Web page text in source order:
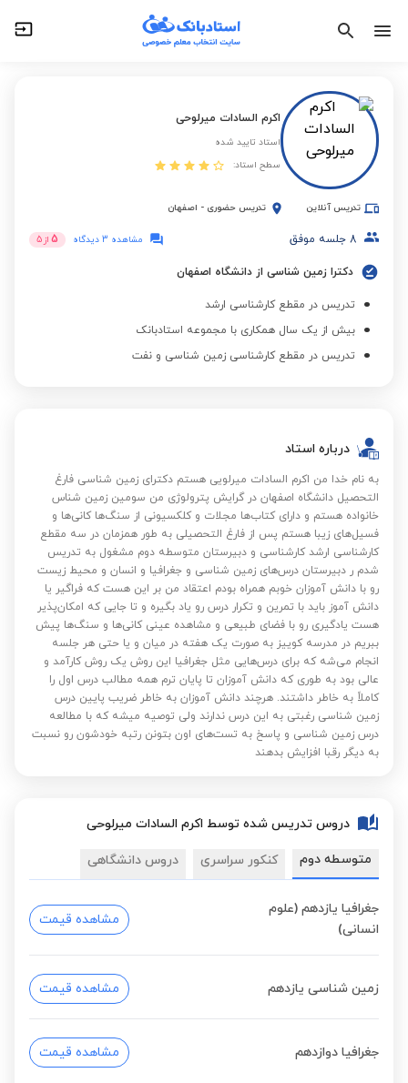
اکرم السادات میرلوحی
استاد تایید شده
سطح استاد:
تدریس آنلاین تدریس حضوری - اصفهان
8 جلسه موفق مشاهده 3 دیدگاه 5 از 5
دکترا زمین شناسی از دانشگاه اصفهان
تدریس در مقطع کارشناسی ارشد
بیش از یک سال همکاری با مجموعه استادبانک
تدریس در مقطع کارشناسی زمین شناسی و نفت
درباره استاد
به نام خدا من اکرم السادات میرلویی هستم دکترای زمین شناسی فارغ
التحصیل دانشگاه اصفهان در گرایش پترولوژی من سومین زمین شناس
خانواده هستم و دارای کتاب‌ها مجلات و کلکسیونی از سنگ‌ها کانی‌ها و
فسیل‌های زیبا هستم پس از فارغ التحصیلی به طور همزمان در سه مقطع
کارشناسی ارشد کارشناسی و دبیرستان متوسطه دوم مشغول به تدریس
شدم ر دبیرستان درس‌های زمین شناسی و جغرافیا و انسان و محیط زیست
رو با دانش آموزان خوبم همراه بودم اعتقاد من بر این هست که فراگیر یا
دانش آموز باید با تمرین و تکرار درس رو یاد بگیره و تا جایی که امکان‌پذیر
هست یادگیری رو با فضای طبیعی و مشاهده عینی کانی‌ها و سنگ‌ها پیش
ببریم در مدرسه کوییز به صورت یک هفته در میان و یا حتی هر جلسه
انجام می‌شه که برای درس‌هایی مثل جغرافیا این روش یک روش کارآمد و
عالی بود به طوری که دانش آموزان تا پایان ترم همه مطالب درس اول را
کاملاً به خاطر داشتند. هرچند دانش آموزان به خاطر ضریب پایین درس
زمین شناسی رغبتی به این درس ندارند ولی توصیه میشه که با مطالعه
درس زمین شناسی و پاسخ به تست‌های اون بتونن رتبه خودشون رو نسبت
به دیگر رقبا افزایش بدهند
دروس تدریس شده توسط اکرم السادات میرلوحی
متوسطه دوم کنکور سراسری دروس دانشگاهی
جغرافیا یازدهم (علوم
انسانی)
مشاهده قیمت
زمین شناسی یازدهم مشاهده قیمت
جغرافیا دوازدهم مشاهده قیمت